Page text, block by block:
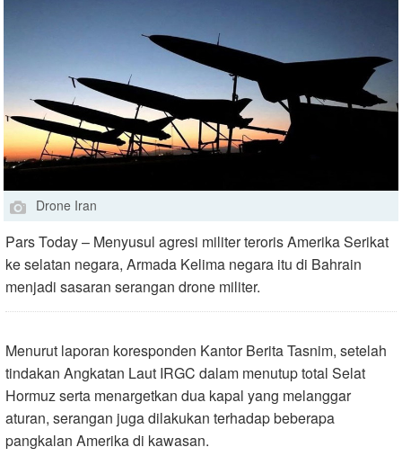
Drone Iran
Pars Today – Menyusul agresi militer teroris Amerika Serikat
ke selatan negara, Armada Kelima negara itu di Bahrain
menjadi sasaran serangan drone militer.
Menurut laporan koresponden Kantor Berita Tasnim, setelah
tindakan Angkatan Laut IRGC dalam menutup total Selat
Hormuz serta menargetkan dua kapal yang melanggar
aturan, serangan juga dilakukan terhadap beberapa
pangkalan Amerika di kawasan.